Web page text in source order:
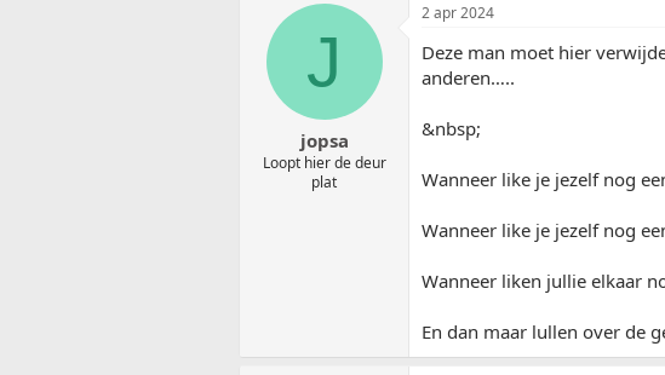
J
jopsa
Loopt hier de deur
plat
2 apr 2024
Deze man moet hier
anderen…..
&nbsp;
Wanneer like je jezelf nog
Wanneer like je jezelf nog
Wanneer liken jullie elkaar
En dan maar lullen over de